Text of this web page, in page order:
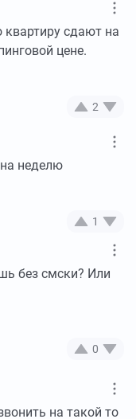
сдают на
цене.
2
неделю
1
без смски? Или
0
на такой то